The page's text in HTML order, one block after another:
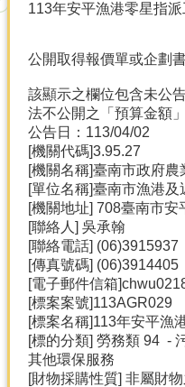
業
農
113年安平漁港零星指
公開取得報價單或企劃
該顯示之欄位包含未公
法不公開之「預算金額
公告日：113/04/02
[機關代碼]3.95.27
[機關名稱]臺南市政府農
[單位名稱]臺南市漁港及
[機關地址] 708臺南市安
[聯絡人] 吳承翰
[聯絡電話] (06)3915937
[傳真號碼] (06)3914405
[電子郵件信箱
[標案案號]113AGR029
[標案名稱]113年安平漁
[標的分類] 勞務類 94 -
其他環保服務
[財物採購性質] 非屬財